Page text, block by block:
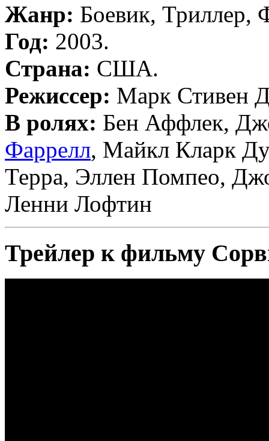
Жанр: Боевик, Триллер,
Год: 2003.
Страна: США.
Режиссер: Марк Стивен
В ролях: Бен Аффлек,
Фаррелл, Майкл Кларк
Терра, Эллен Помпео,
Ленни Лофтин
Трейлер к фильму